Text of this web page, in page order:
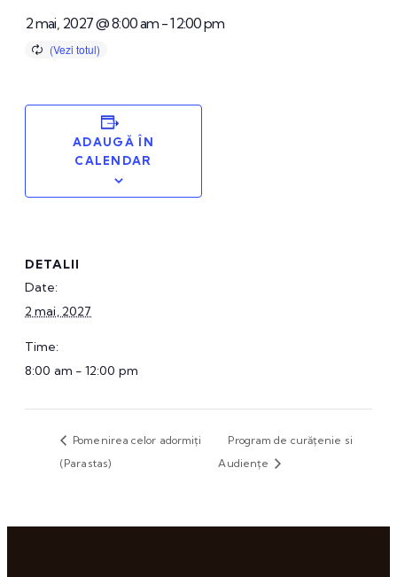
2 mai, 2027 @ 8:00 am -12:00 pm
ADAUGĂ ÎN
CALENDAR
DETALII
Date:
2 mai, 2027
Time:
8:00 am - 12:00 pm
Pomenirea celor adormiți
(Parastas)
Program de curățenie si
Audiențe